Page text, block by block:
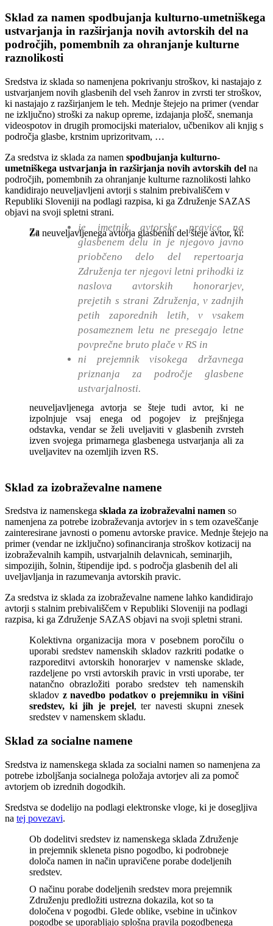
Sklad za namen spodbujanja kulturno-umetniškega
ustvarjanja in razširjanja novih avtorskih del na
področjih, pomembnih za ohranjanje kulturne
raznolikosti
Sredstva iz sklada so namenjena pokrivanju stroškov, ki nastajajo z
ustvarjanjem novih glasbenih del vseh žanrov in zvrsti ter stroškov,
ki nastajajo z razširjanjem le teh. Mednje štejejo na primer (vendar
ne izključno) stroški za nakup opreme, izdajanja plošč, snemanja
videospotov in drugih promocijski materialov, učbenikov ali knjig s
področja glasbe, krstnim uprizoritvam, …
Za sredstva iz sklada za namen spodbujanja kulturno-
umetniškega ustvarjanja in razširjanja novih avtorskih del na
področjih, pomembnih za ohranjanje kulturne raznolikosti lahko
kandidirajo neuveljavljeni avtorji s stalnim prebivališčem v
Republiki Sloveniji na podlagi razpisa, ki ga Združenje SAZAS
objavi na svoji spletni strani.
Za neuveljavljenega avtorja glasbenih del šteje avtor, ki:
je imetnik avtorske pravice na
glasbenem delu in je njegovo javno
priobčeno delo del repertoarja
Združenja ter njegovi letni prihodki iz
naslova avtorskih honorarjev,
prejetih s strani Združenja, v zadnjih
petih zaporednih letih, v vsakem
posameznem letu ne presegajo letne
povprečne bruto plače v RS in
ni prejemnik visokega državnega
priznanja za področje glasbene
ustvarjalnosti.
Za
neuveljavljenega avtorja se šteje tudi avtor, ki ne
izpolnjuje vsaj enega od pogojev iz prejšnjega
odstavka, vendar se želi uveljaviti v glasbenih zvrsteh
izven svojega primarnega glasbenega ustvarjanja ali za
uveljavitev na ozemljih izven RS.
Sklad za izobraževalne namene
Sredstva iz namenskega sklada za izobraževalni namen so
namenjena za potrebe izobraževanja avtorjev in s tem ozaveščanje
zainteresirane javnosti o pomenu avtorske pravice. Mednje štejejo na
primer (vendar ne izključno) sofinanciranja stroškov kotizacij na
izobraževalnih kampih, ustvarjalnih delavnicah, seminarjih,
simpozijih, šolnin, štipendije ipd. s področja glasbenih del ali
uveljavljanja in razumevanja avtorskih pravic.
Za sredstva iz sklada za izobraževalne namene lahko kandidirajo
avtorji s stalnim prebivališčem v Republiki Sloveniji na podlagi
razpisa, ki ga Združenje SAZAS objavi na svoji spletni strani.
Kolektivna organizacija mora v posebnem poročilu o
uporabi sredstev namenskih skladov razkriti podatke o
razporeditvi avtorskih honorarjev v namenske sklade,
razdeljene po vrsti avtorskih pravic in vrsti uporabe, ter
natančno obrazložiti porabo sredstev teh namenskih
skladov z navedbo podatkov o prejemniku in višini
sredstev, ki jih je prejel, ter navesti skupni znesek
sredstev v namenskem skladu.
Sklad za socialne namene
Sredstva iz namenskega sklada za socialni namen so namenjena za
potrebe izboljšanja socialnega položaja avtorjev ali za pomoč
avtorjem ob izrednih dogodkih.
Sredstva se dodelijo na podlagi elektronske vloge, ki je dosegljiva
na tej povezavi.
Ob dodelitvi sredstev iz namenskega sklada Združenje
in prejemnik skleneta pisno pogodbo, ki podrobneje
določa namen in način upravičene porabe dodeljenih
sredstev.
O načinu porabe dodeljenih sredstev mora prejemnik
Združenju predložiti ustrezna dokazila, kot so ta
določena v pogodbi. Glede oblike, vsebine in učinkov
pogodbe se uporabljajo splošna pravila pogodbenega